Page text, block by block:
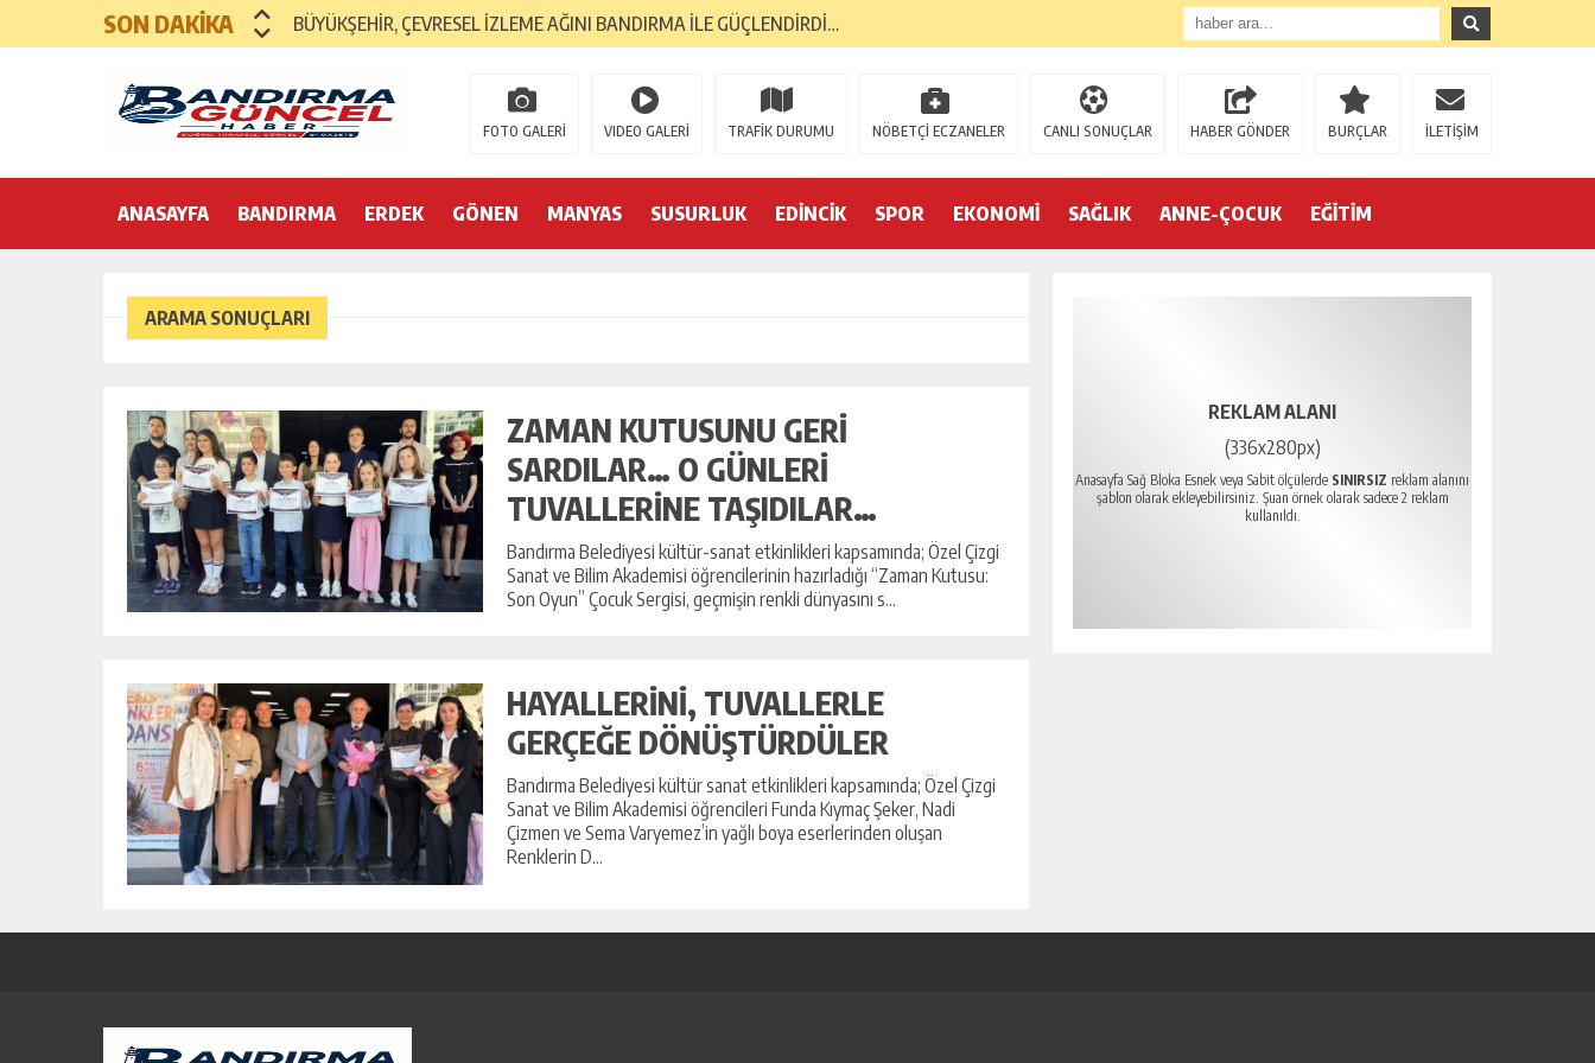
SON DAKİKA
BANDIRMALILAR, BADO’NUN GELMESİNİ DÖRT GÖZLE BEKLİYOR…
BANÜ, EN İYİLER ARASINDAKİ YÜKSELİŞİNİ SÜRDÜRDÜ…
YÜZEN AHIR’A BİR TEPKİ DE; BANDIRMA DEMOKRASİ PLATFORMU’NDAN…
BANDIRMALI KAHRAMAN KIBRIS GAZİLERİNE 52 YIL SONRA AHD-İ VEFA…
BÜYÜKŞEHİR’DEN, BANDIRMA’YA 2. GENÇLİK MERKEZİ…
FOTO GALERİ VIDEO GALERİ TRAFİK DURUMU NÖBETÇİ ECZANELER CANLI SONUÇLAR HABER GÖNDER BURÇLAR İLETİŞİM
ANASAYFA BANDIRMA ERDEK GÖNEN MANYAS SUSURLUK EDİNCİK SPOR EKONOMİ SAĞLIK ANNE-ÇOCUK EĞİTİM
ARAMA SONUÇLARI
ZAMAN KUTUSUNU GERİ
SARDILAR… O GÜNLERİ
TUVALLERİNE TAŞIDILAR…
Bandırma Belediyesi kültür-sanat etkinlikleri kapsamında; Özel Çizgi
Sanat ve Bilim Akademisi öğrencilerinin hazırladığı “Zaman Kutusu:
Son Oyun” Çocuk Sergisi, geçmişin renkli dünyasını s...
HAYALLERİNİ, TUVALLERLE
GERÇEĞE DÖNÜŞTÜRDÜLER
Bandırma Belediyesi kültür sanat etkinlikleri kapsamında; Özel Çizgi
Sanat ve Bilim Akademisi öğrencileri Funda Kıymaç Şeker, Nadi
Çizmen ve Sema Varyemez’in yağlı boya eserlerinden oluşan
Renklerin D...
REKLAM ALANI
(336x280px)
Anasayfa Sağ Bloka Esnek veya Sabit ölçülerde SINIRSIZ reklam alanını
şablon olarak ekleyebilirsiniz. Şuan örnek olarak sadece 2 reklam
kullanıldı.